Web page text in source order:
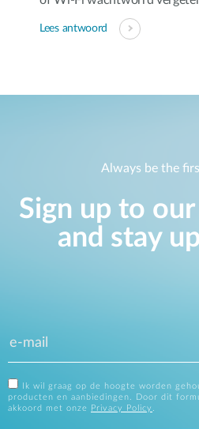
Lees antwoord
Always be the
Sign up to
and stay
Ik wil graag op de hoogte worden
producten en aanbiedingen. Door dit
akkoord met onze
Privacy Policy .